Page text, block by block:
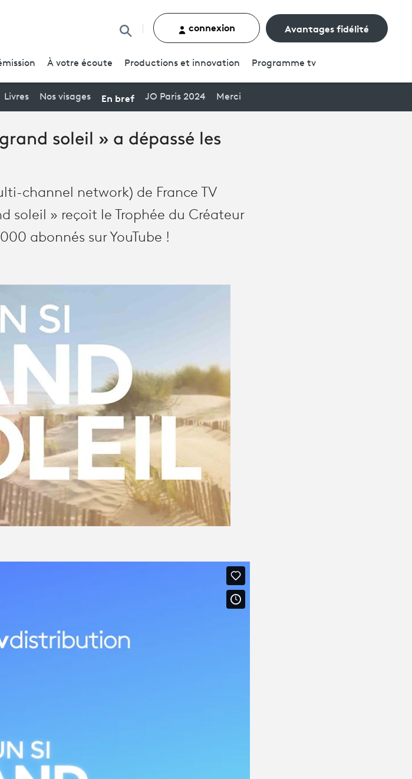
Rechercher un contenu
connexion Avantages fidélité
À votre écoute Productions et innovation Programme tv
Livres Nos visages En bref JO Paris 2024 Merci
soleil » a dépassé les
channel network) de France TV
soleil » reçoit le Trophée du Créateur
abonnés sur YouTube !